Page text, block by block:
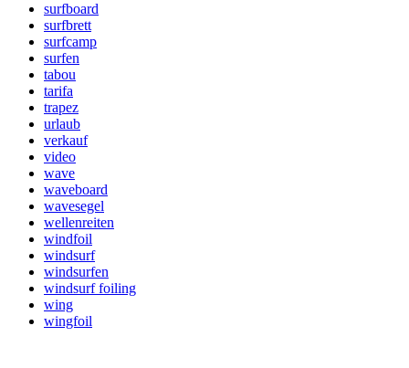
surfboard
surfbrett
surfcamp
surfen
tabou
tarifa
trapez
urlaub
verkauf
video
wave
waveboard
wavesegel
wellenreiten
windfoil
windsurf
windsurfen
windsurf foiling
wing
wingfoil